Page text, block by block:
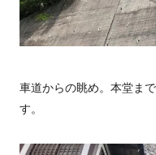
車道からの眺め。本堂ま
す。